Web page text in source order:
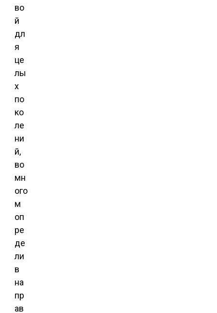
во
й
дл
я
це
лы
х
по
ко
ле
ни
й,
во
мн
ого
м
оп
ре
де
ли
в
на
пр
ав